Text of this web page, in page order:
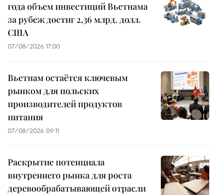
года объем инвестиций Вьетнама
за рубеж достиг 2,36 млрд. долл.
США
07/08/2026 17:00
Вьетнам остаётся ключевым
рынком для польских
производителей продуктов
питания
07/08/2026 09:11
Раскрытие потенциала
внутреннего рынка для роста
деревообрабатывающей отрасли